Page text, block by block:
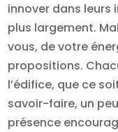
innover dans
plus largement.
vous, de votre
propositions.
l’édifice, que ce
savoir-faire, un
présence